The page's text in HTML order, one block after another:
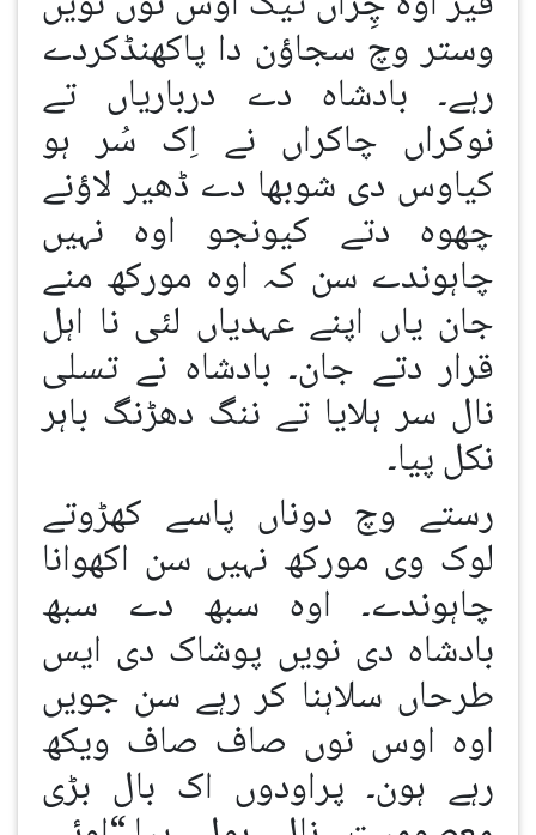
وستر وچ سجاؤن دا پاکھنڈکردے
رہے۔ بادشاہ دے درباریاں تے
نوکراں چاکراں نے اِک سُر ہو
کیاوس دی شوبھا دے ڈھیر لاؤنے
چھوہ دتے کیونجو اوہ نہیں
چاہوندے سن کہ اوہ مورکھ منے
جان یاں اپنے عہدیاں لئی نا اہل
قرار دتے جان۔ بادشاہ نے تسلی
نال سر ہلایا تے ننگ دھڑنگ باہر
نکل پیا۔
رستے وچ دوناں پاسے کھڑوتے
لوک وی مورکھ نہیں سن اکھوانا
چاہوندے۔ اوہ سبھ دے سبھ
بادشاہ دی نویں پوشاک دی ایس
طرحاں سلاہنا کر رہے سن جویں
اوہ اوس نوں صاف صاف ویکھ
رہے ہون۔ پراودوں اک بال بڑی